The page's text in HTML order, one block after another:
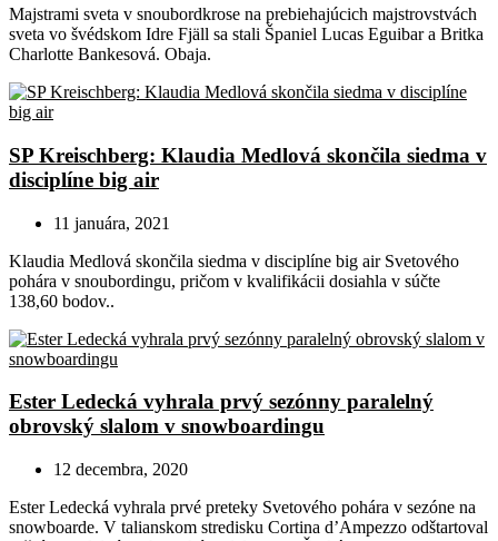
Majstrami sveta v snoubordkrose na prebiehajúcich majstrovstvách
sveta vo švédskom Idre Fjäll sa stali Španiel Lucas Eguibar a Britka
Charlotte Bankesová. Obaja.
SP Kreischberg: Klaudia Medlová skončila siedma v
disciplíne big air
11 januára, 2021
Klaudia Medlová skončila siedma v disciplíne big air Svetového
pohára v snoubordingu, pričom v kvalifikácii dosiahla v súčte
138,60 bodov..
Ester Ledecká vyhrala prvý sezónny paralelný
obrovský slalom v snowboardingu
12 decembra, 2020
Ester Ledecká vyhrala prvé preteky Svetového pohára v sezóne na
snowboarde. V talianskom stredisku Cortina d’Ampezzo odštartoval